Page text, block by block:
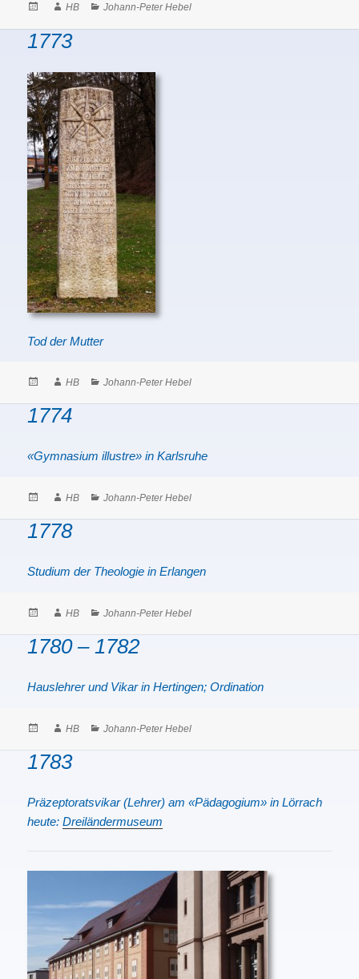
PostedAuthor
HB Categories
Johann-Peter Hebel
1773
Tod der Mutter
PostedAuthor
HB Categories
Johann-Peter Hebel
1774
«Gymnasium illustre» in Karlsruhe
PostedAuthor
HB Categories
Johann-Peter Hebel
1778
Studium der Theologie in Erlangen
PostedAuthor
HB Categories
Johann-Peter Hebel
1780 – 1782
Hauslehrer und Vikar in Hertingen; Ordination
PostedAuthor
HB Categories
Johann-Peter Hebel
1783
Präzeptoratsvikar (Lehrer) am «Pädagogium» in Lörrach
heute:Dreiländermuseum